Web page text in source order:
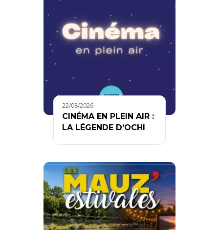
22/08/2026
CINÉMA EN PLEIN AIR :
LA LÉGENDE D’OCHI